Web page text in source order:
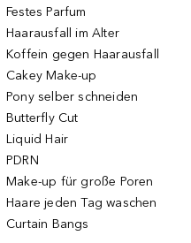
Festes Parfum
Haarausfall im Alter
Koffein gegen Haarausfall
Cakey Make-up
Pony selber schneiden
Butterfly Cut
Liquid Hair
PDRN
Make-up für große Poren
Haare jeden Tag waschen
Curtain Bangs